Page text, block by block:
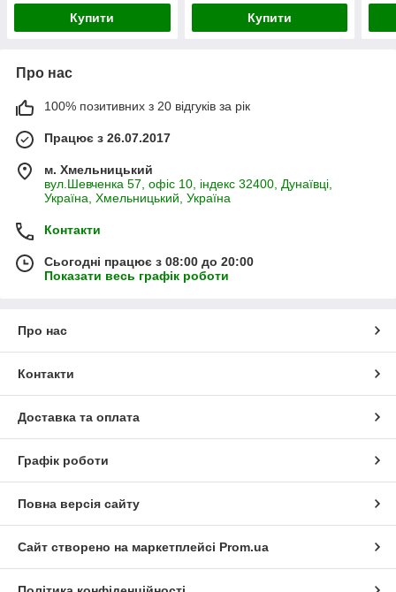
Купити Купити
Про нас
100% позитивних з 20 відгуків за рік
Працює з 26.07.2017
м. Хмельницький
вул.Шевченка 57, офіс 10, індекс 32400, Дунаївці,
Україна, Хмельницький, Україна
Контакти
Сьогодні працює з 08:00 до 20:00
Показати весь графік роботи
Про нас
Контакти
Доставка та оплата
Графік роботи
Повна версія сайту
Сайт створено на маркетплейсі Prom.ua